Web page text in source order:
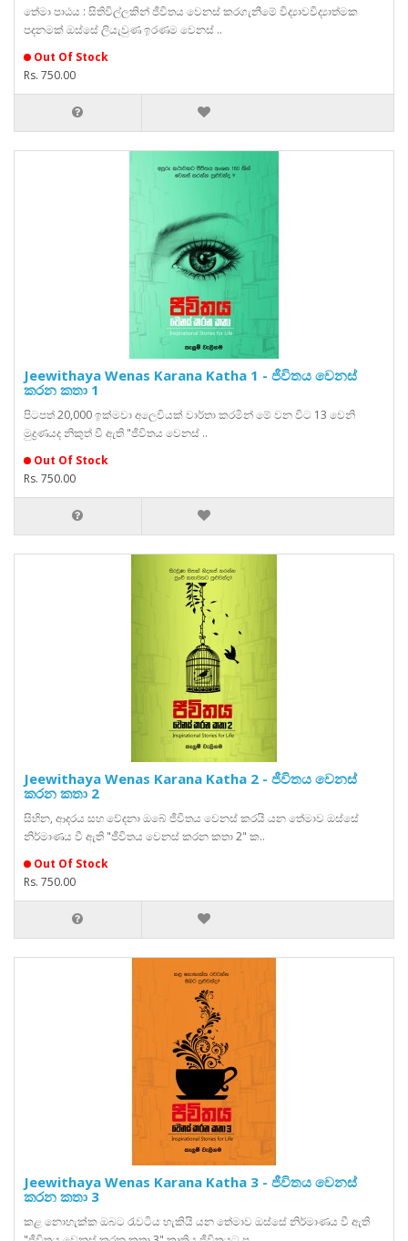
තේමා පාඨය : සිතිවිල්ලකින් ජීවිතය වෙනස් කරගැනීමේ විද්‍යාවවිද්‍යාත්මක
පදනමක් ඔස්සේ ලියැවුණ ඉරණම වෙනස් ..
Out Of Stock
Rs. 750.00
Jeewithaya Wenas Karana Katha 1 - ජීවිතය වෙනස්
කරන කතා 1
පිටපත් 20,000 ඉක්මවා අලෙවියක් වාර්තා කරමින් මේ වන විට 13 වෙනි
මුද්‍රණයද නිකුත් වී ඇති "ජීවිතය වෙනස් ..
Out Of Stock
Rs. 750.00
Jeewithaya Wenas Karana Katha 2 - ජීවිතය වෙනස්
කරන කතා 2
සිහින, ආදරය සහ වේදනා ඔබේ ජීවිතය වෙනස් කරයි යන තේමාව ඔස්සේ
නිර්මාණය වී ඇති "ජීවිතය වෙනස් කරන කතා 2" ක..
Out Of Stock
Rs. 750.00
Jeewithaya Wenas Karana Katha 3 - ජීවිතය වෙනස්
කරන කතා 3
කළ නොහැක්ක ඔබට රැවටිය හැකියි යන තේමාව ඔස්සේ නිර්මාණය වී ඇති